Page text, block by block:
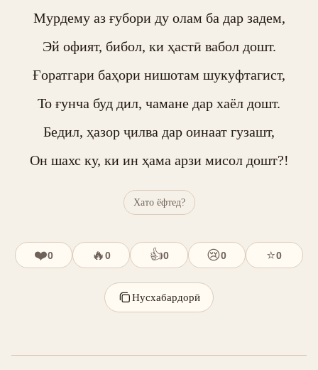
Мурдему аз ғубори ду олам ба дар задем,
Эй офият, бибол, ки ҳастӣ вабол дошт.
Ғоратгари баҳори нишотам шукуфтагист,
То ғунча буд дил, чамане дар хаёл дошт.
Бедил, ҳазор ҷилва дар оинаат гузашт,
Он шахс ку, ки ин ҳама арзи мисол дошт?!
Хато ёфтед?
❤️0 🔥0 👍0 😢0 ⭐0
Нусхабардорӣ